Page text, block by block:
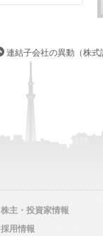
連結子会社の異動（株
株主・投資家情報
採用情報